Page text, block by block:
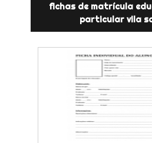
fichas de matrícula
particular vila